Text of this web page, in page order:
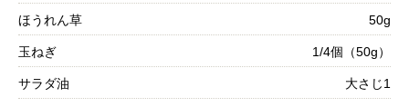
ほうれん草 50g
玉ねぎ 1/4個（50g）
サラダ油 大さじ1